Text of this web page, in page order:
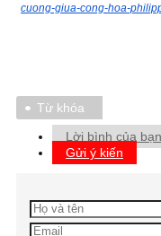
cuong-giua-cong-hoa-
Từ khóa
Lời bình của bạn
Gửi ý kiến